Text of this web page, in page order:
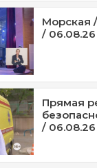
Морская
/ 06.08.26
Прямая
/ 06.08.26